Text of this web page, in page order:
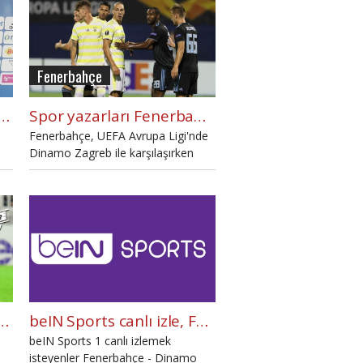
bombası! Mario Budimir
Fenerbahçe
Spor yazarları Fenerbahçe - Dinamo Zagreb maçını yazdı
Fenerbahçe, UEFA Avrupa Ligi'nde
Dinamo Zagreb ile karşılaşırken
mücadeleden golsüz beraberlikle
dikkat çeken performansı beIN Sports canlı izle, FB Avrupa Ligi maçı beIN Sports şifresiz İZLE (beIN Sports Fenerbahçe Dinamo Zagreb canlı şifresiz İZLE)
beIN Sports 1 canlı izlemek
isteyenler Fenerbahçe - Dinamo